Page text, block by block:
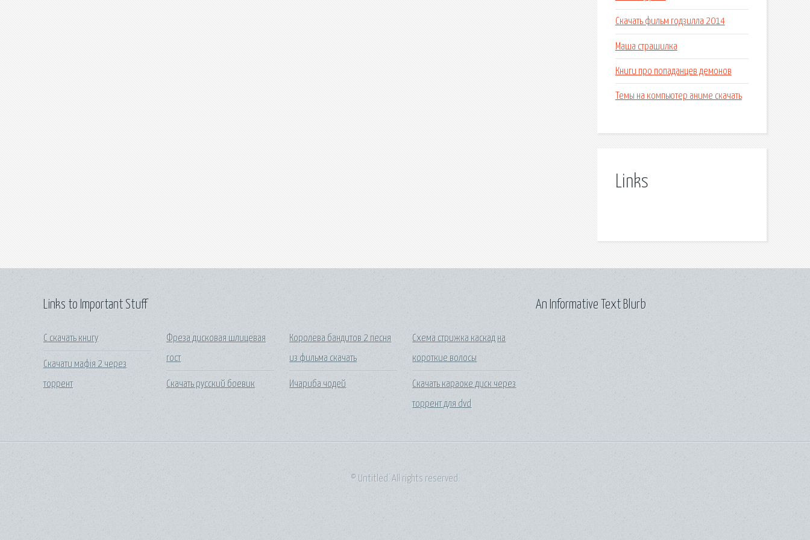
Скачать фильм годзилла 2014
Маша страшилка
Книги про попаданцев демонов
Темы на компьютер аниме скачать
Links
Links to Important Stuff
C скачать книгу
Скачати мафія 2 через
торрент
Фреза дисковая шлицевая
гост
Скачать русский боевик
Королева бандитов 2 песня
из фильма скачать
Ичариба чодей
Схема стрижка каскад на
короткие волосы
Скачать караоке диск через
торрент для dvd
An Informative Text Blurb
© Untitled. All rights reserved.